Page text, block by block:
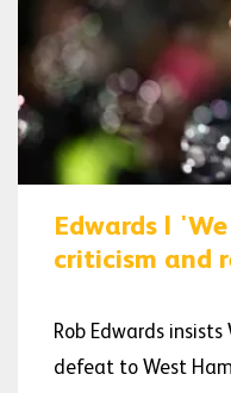
Edwards |
criticism and
Rob Edwards insists
defeat to West